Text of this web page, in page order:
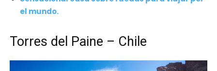
el mundo.
Torres del Paine – Chile